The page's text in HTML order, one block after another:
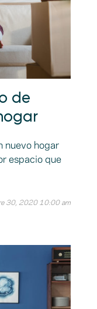
de
nuevo hogar
espacio que
30, 2020 10:00 am